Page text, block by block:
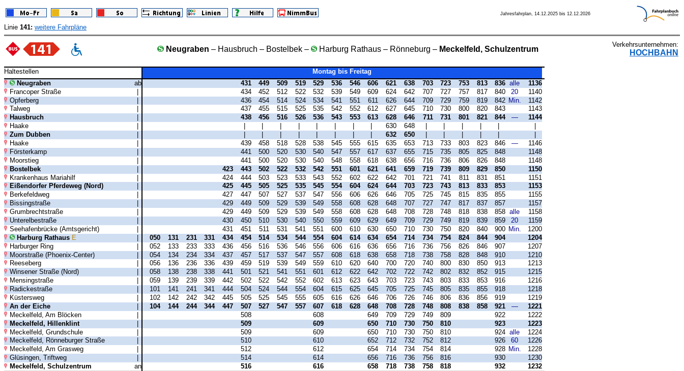
Jahresfahrplan, 14.12.2025 bis 12.12.2026
Linie 141: weitere Fahrpläne
Neugraben – Hausbruch – Bostelbek – Harburg Rathaus – Rönneburg – Meckelfeld, Schulzentrum
Verkehrsunternehmen:
HOCHBAHN
Haltestellen
Montag bis Freitag
Neugraben
ab 431 449 509 519 529 536 546 606 621 638 703 723 753 813 836 alle
1136
Francoper Straße
| 434 452 512 522 532 539 549 609 624 642 707 727 757 817 840 20
1140
Opferberg
| 436 454 514 524 534 541 551 611 626 644 709 729 759 819 842 Min.
1142
Talweg
437 455 515 525 535 542 552 612 627 645 710 730 800 820 843
1143
Hausbruch
438 456 516 526 536 543 553 613 628 646 711 731 801 821 844 —
1144
Haake
630 648
Zum Dubben
632 650
Haake
439 458 518 528 538 545 555 615 635 653 713 733 803 823 846 —
1146
Försterkamp
441 500 520 530 540 547 557 617 637 655 715 735 805 825 848
1148
Moorstieg
441 500 520 530 540 548 558 618 638 656 716 736 806 826 848
1148
Bostelbek
| 423 443 502 522 532 542 551 601 621 641 659 719 739 809 829 850
1150
Krankenhaus Mariahilf
| 424 444 503 523 533 543 552 602 622 642 701 721 741 811 831 851
1151
Eißendorfer Pferdeweg (Nord)
425 445 505 525 535 545 554 604 624 644 703 723 743 813 833 853
1153
Berkefeldweg
427 447 507 527 537 547 556 606 626 646 705 725 745 815 835 855
1155
Bissingstraße
429 449 509 529 539 549 558 608 628 648 707 727 747 817 837 857
1157
Grumbrechtstraße
429 449 509 529 539 549 558 608 628 648 708 728 748 818 838 858 alle
1158
Unterelbestraße
430 450 510 530 540 550 559 609 629 649 709 729 749 819 839 859 20
1159
Seehafenbrücke (Amtsgericht)
431 451 511 531 541 551 600 610 630 650 710 730 750 820 840 900 Min.
1200
Harburg Rathaus E 050 131 231 331 434 454 514 534 544 554 604 614 634 654 714 734 754 824 844 904
1204
Harburger Ring
| 052 133 233 333 436 456 516 536 546 556 606 616 636 656 716 736 756 826 846 907
1207
Moorstraße (Phoenix-Center)
| 054 134 234 334 437 457 517 537 547 557 608 618 638 658 718 738 758 828 848 910
1210
Reeseberg
056 136 236 336 439 459 519 539 549 559 610 620 640 700 720 740 800 830 850 913
1213
Winsener Straße (Nord)
058 138 238 338 441 501 521 541 551 601 612 622 642 702 722 742 802 832 852 915
1215
Mensingstraße
059 139 239 339 442 502 522 542 552 602 613 623 643 703 723 743 803 833 853 916
1216
Radickestraße
101 141 241 341 444 504 524 544 554 604 615 625 645 705 725 745 805 835 855 918
1218
Küstersweg
102 142 242 342 445 505 525 545 555 605 616 626 646 706 726 746 806 836 856 919
1219
An der Eiche
104 144 244 344 447 507 527 547 557 607 618 628 648 708 728 748 808 838 858 921 —
1221
Meckelfeld, Am Blöcken
508 608 649 709 729 749 809 922
1222
Meckelfeld, Hillenklint
| 509 609 650 710 730 750 810 923
1223
Meckelfeld, Grundschule
| 509 609 650 710 730 750 810 924 alle
1224
Meckelfeld, Rönneburger Straße
510 610 652 712 732 752 812 926 60
1226
Meckelfeld, Am Grasweg
512 612 654 714 734 754 814 928 Min.
1228
Glüsingen, Triftweg
514 614 656 716 736 756 816 930
1230
Meckelfeld, Schulzentrum
an 516 616 658 718 738 758 818 932 1232